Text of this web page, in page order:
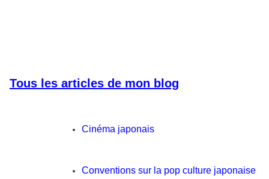
Tous les articles de mon blog
Cinéma japonais
Conventions sur la pop culture japonaise